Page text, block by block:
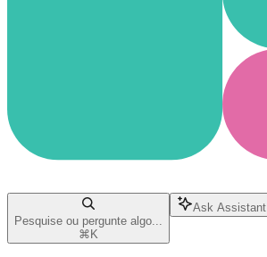
Pesquise ou pergunte algo...
⌘ K
Ask Assistant